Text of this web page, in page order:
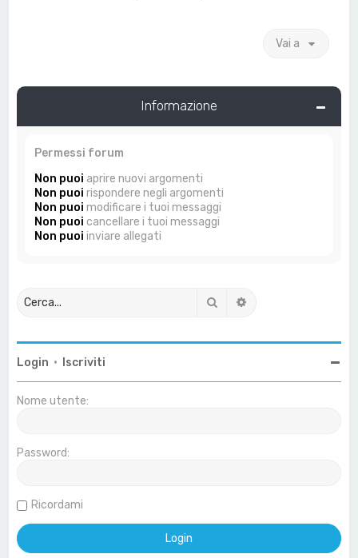
Vai a
Informazione
Permessi forum
Non puoi aprire nuovi argomenti
Non puoi rispondere negli argomenti
Non puoi modificare i tuoi messaggi
Non puoi cancellare i tuoi messaggi
Non puoi inviare allegati
Cerca
Login • Iscriviti
Nome utente:
Password:
Ricordami